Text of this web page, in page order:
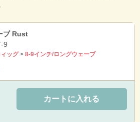
ブ Rust
9
ッグ> 8-9インチ/ロングウェーブ
カートに入れる